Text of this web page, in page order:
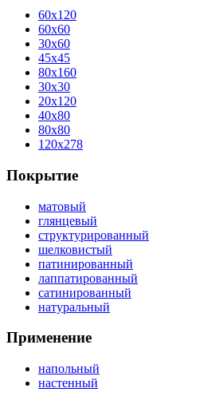
60x120
60x60
30x60
45x45
80x160
30x30
20x120
40x80
80x80
120x278
Покрытие
матовый
глянцевый
структурированный
шелковистый
патинированный
лаппатированный
сатинированный
натуральный
Применение
напольный
настенный